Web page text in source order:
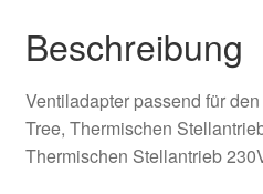
Beschreibung
Ventiladapter passend für
Tree, Thermischen
Thermischen Stellantrieb